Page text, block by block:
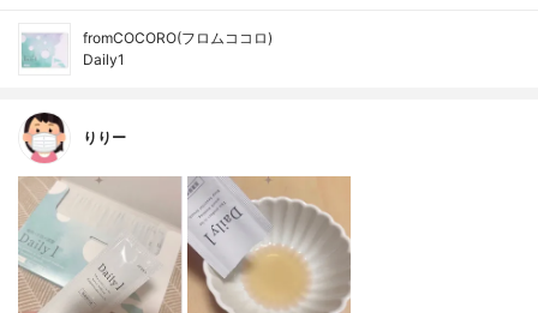
fromCOCORO(フロムココロ)
Daily1
りりー